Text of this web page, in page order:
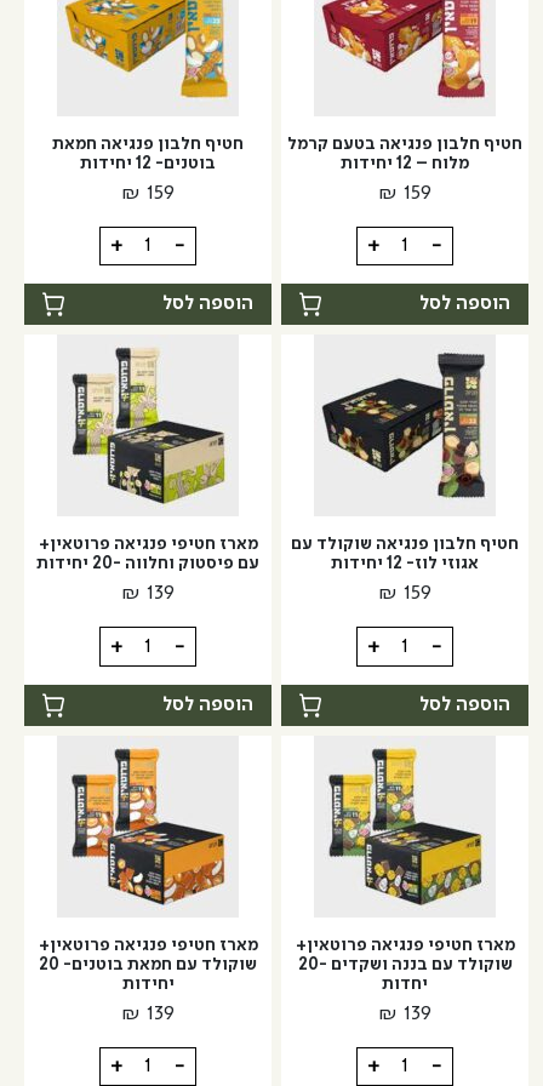
וניל
וקפה-12
יחידות
טרופי-
12
יחידות
חטיף חלבון פנגיאה בטעם קרמל
מלוח – 12 יחידות
₪ 159
-
כמות
של
חטיף
חלבון
פנגיאה
בטעם
קרמל
מלוח
-
12
+
הוספה לסל
חטיף חלבון פנגיאה חמאת
בוטנים- 12 יחידות
₪ 159
-
כמות
של
חטיף
חלבון
פנגיאה
חמאת
בוטנים-
12
יחידות
+
הוספה לסל
חטיף חלבון פנגיאה שוקולד עם
אגוזי לוז- 12 יחידות
₪ 159
-
כמות
של
חטיף
חלבון
פנגיאה
שוקולד
אגוזי
לוז-
12
+
הוספה לסל
מארז חטיפי פנגיאה פרוטאין+
עם פיסטוק וחלווה -20 יחידות
₪ 139
-
כמות
של
מארז
חטיפי
פנגיאה
פרוטאין+
פיסטוק
וחלווה
-20
+
הוספה לסל
מארז חטיפי פנגיאה פרוטאין+
שוקולד עם בננה ושקדים -20
יחדות
₪ 139
-
כמות
+
מארז חטיפי פנגיאה פרוטאין+
שוקולד עם חמאת בוטנים- 20
יחידות
₪ 139
-
כמות
+